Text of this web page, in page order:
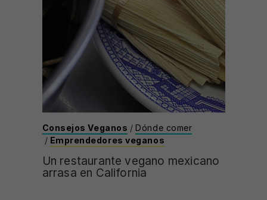
Consejos Veganos / Dónde comer
/ Emprendedores veganos
Un restaurante vegano mexicano
arrasa en California